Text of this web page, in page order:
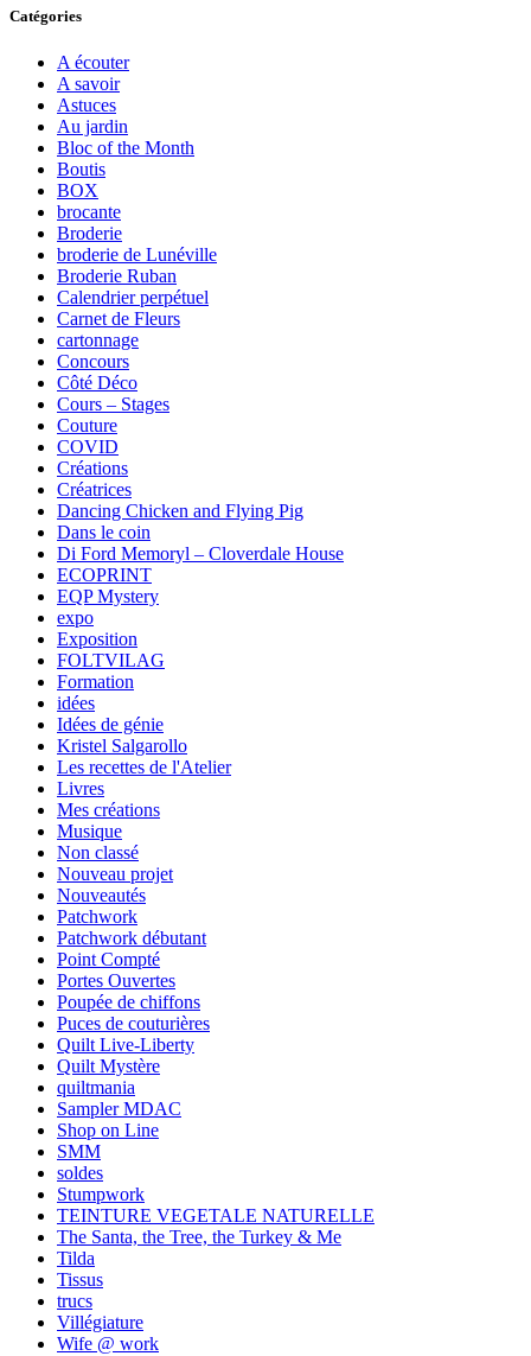
Catégories
A écouter
A savoir
Astuces
Au jardin
Bloc of the Month
Boutis
BOX
brocante
Broderie
broderie de Lunéville
Broderie Ruban
Calendrier perpétuel
Carnet de Fleurs
cartonnage
Concours
Côté Déco
Cours – Stages
Couture
COVID
Créations
Créatrices
Dancing Chicken and Flying Pig
Dans le coin
Di Ford Memoryl – Cloverdale House
ECOPRINT
EQP Mystery
expo
Exposition
FOLTVILAG
Formation
idées
Idées de génie
Kristel Salgarollo
Les recettes de l'Atelier
Livres
Mes créations
Musique
Non classé
Nouveau projet
Nouveautés
Patchwork
Patchwork débutant
Point Compté
Portes Ouvertes
Poupée de chiffons
Puces de couturières
Quilt Live-Liberty
Quilt Mystère
quiltmania
Sampler MDAC
Shop on Line
SMM
soldes
Stumpwork
TEINTURE VEGETALE NATURELLE
The Santa, the Tree, the Turkey & Me
Tilda
Tissus
trucs
Villégiature
Wife @ work